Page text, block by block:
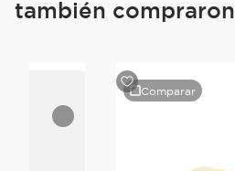
también compraron
Comparar